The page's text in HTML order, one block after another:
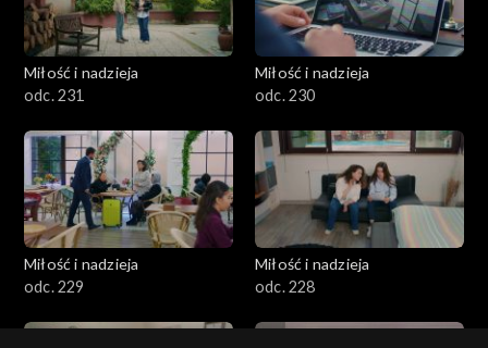
Miłość i nadzieja
odc. 231
Miłość i nadzieja
odc. 230
Miłość i nadzieja
odc. 229
Miłość i nadzieja
odc. 228